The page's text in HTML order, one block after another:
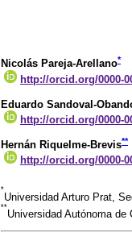
Nicolás Pareja-Arellano*
http://orcid.org/0000-
Eduardo Sandoval-
http://orcid.org/0000-
Hernán Riquelme-Brevis**
http://orcid.org/0000-
*
Universidad Arturo Prat,
**
Universidad Autónoma de